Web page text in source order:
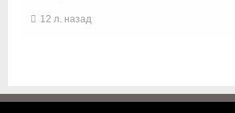
12 л. назад